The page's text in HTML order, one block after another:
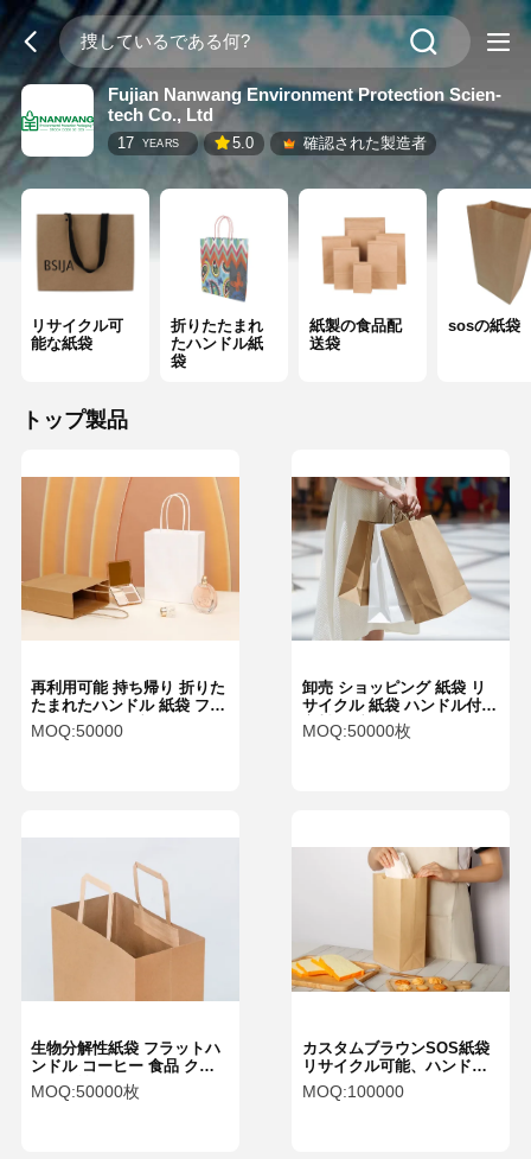
Fujian Nanwang Environment Protection Scien-
tech Co., Ltd
17 YEARS 5.0 確認された製造者
リサイクル可
能な紙袋
折りたたまれ
たハンドル紙
袋
紙製の食品配
送袋
sosの紙袋
トップ製品
再利用可能 持ち帰り 折りた
たまれたハンドル 紙袋 ファ
ーストフード ブラウン クラ
フト紙 ギフト バッグ
MOQ:50000
卸売 ショッピング 紙袋 リ
サイクル 紙袋 ハンドル付き
衣料品ブランド用 ロゴ付き
カスタム
MOQ:50000枚
生物分解性紙袋 フラットハ
ンドル コーヒー 食品 クラ
フト 紙袋
MOQ:50000枚
カスタムブラウンSOS紙袋
リサイクル可能、ハンドル
なし、ファストフード紙袋
MOQ:100000